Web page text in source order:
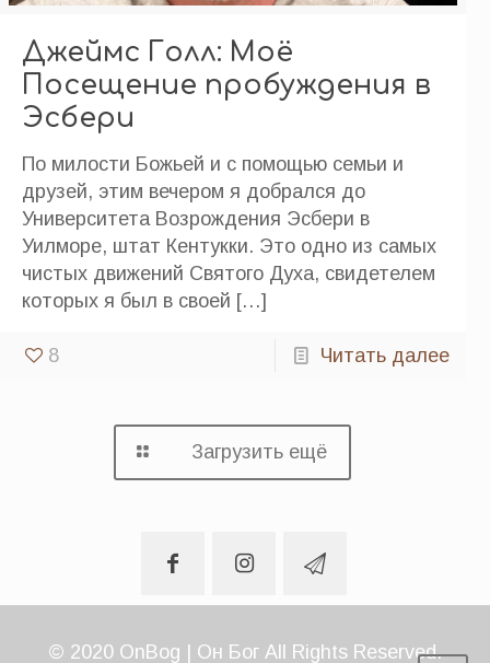
Джеймс Голл: Моё
Посещение пробуждения в
Эсбери
По милости Божьей и с помощью семьи и
друзей, этим вечером я добрался до
Университета Возрождения Эсбери в
Уилморе, штат Кентукки. Это одно из самых
чистых движений Святого Духа, свидетелем
которых я был в своей […]
8 Читать далее
Загрузить ещё
© 2020 OnBog | Он Бог All Rights Reserved.